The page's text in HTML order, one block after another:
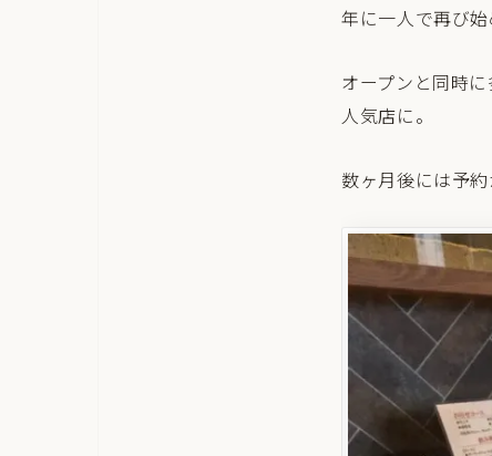
年に一人で再び始
オープンと同時
人気店に。
数ヶ月後には予